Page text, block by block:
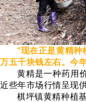
“现在正是黄精
万五千块钱左右。今
黄精是一种药用
近些年市场行情呈现
棋坪镇黄精种植